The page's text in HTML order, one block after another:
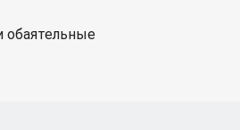
обаятельные